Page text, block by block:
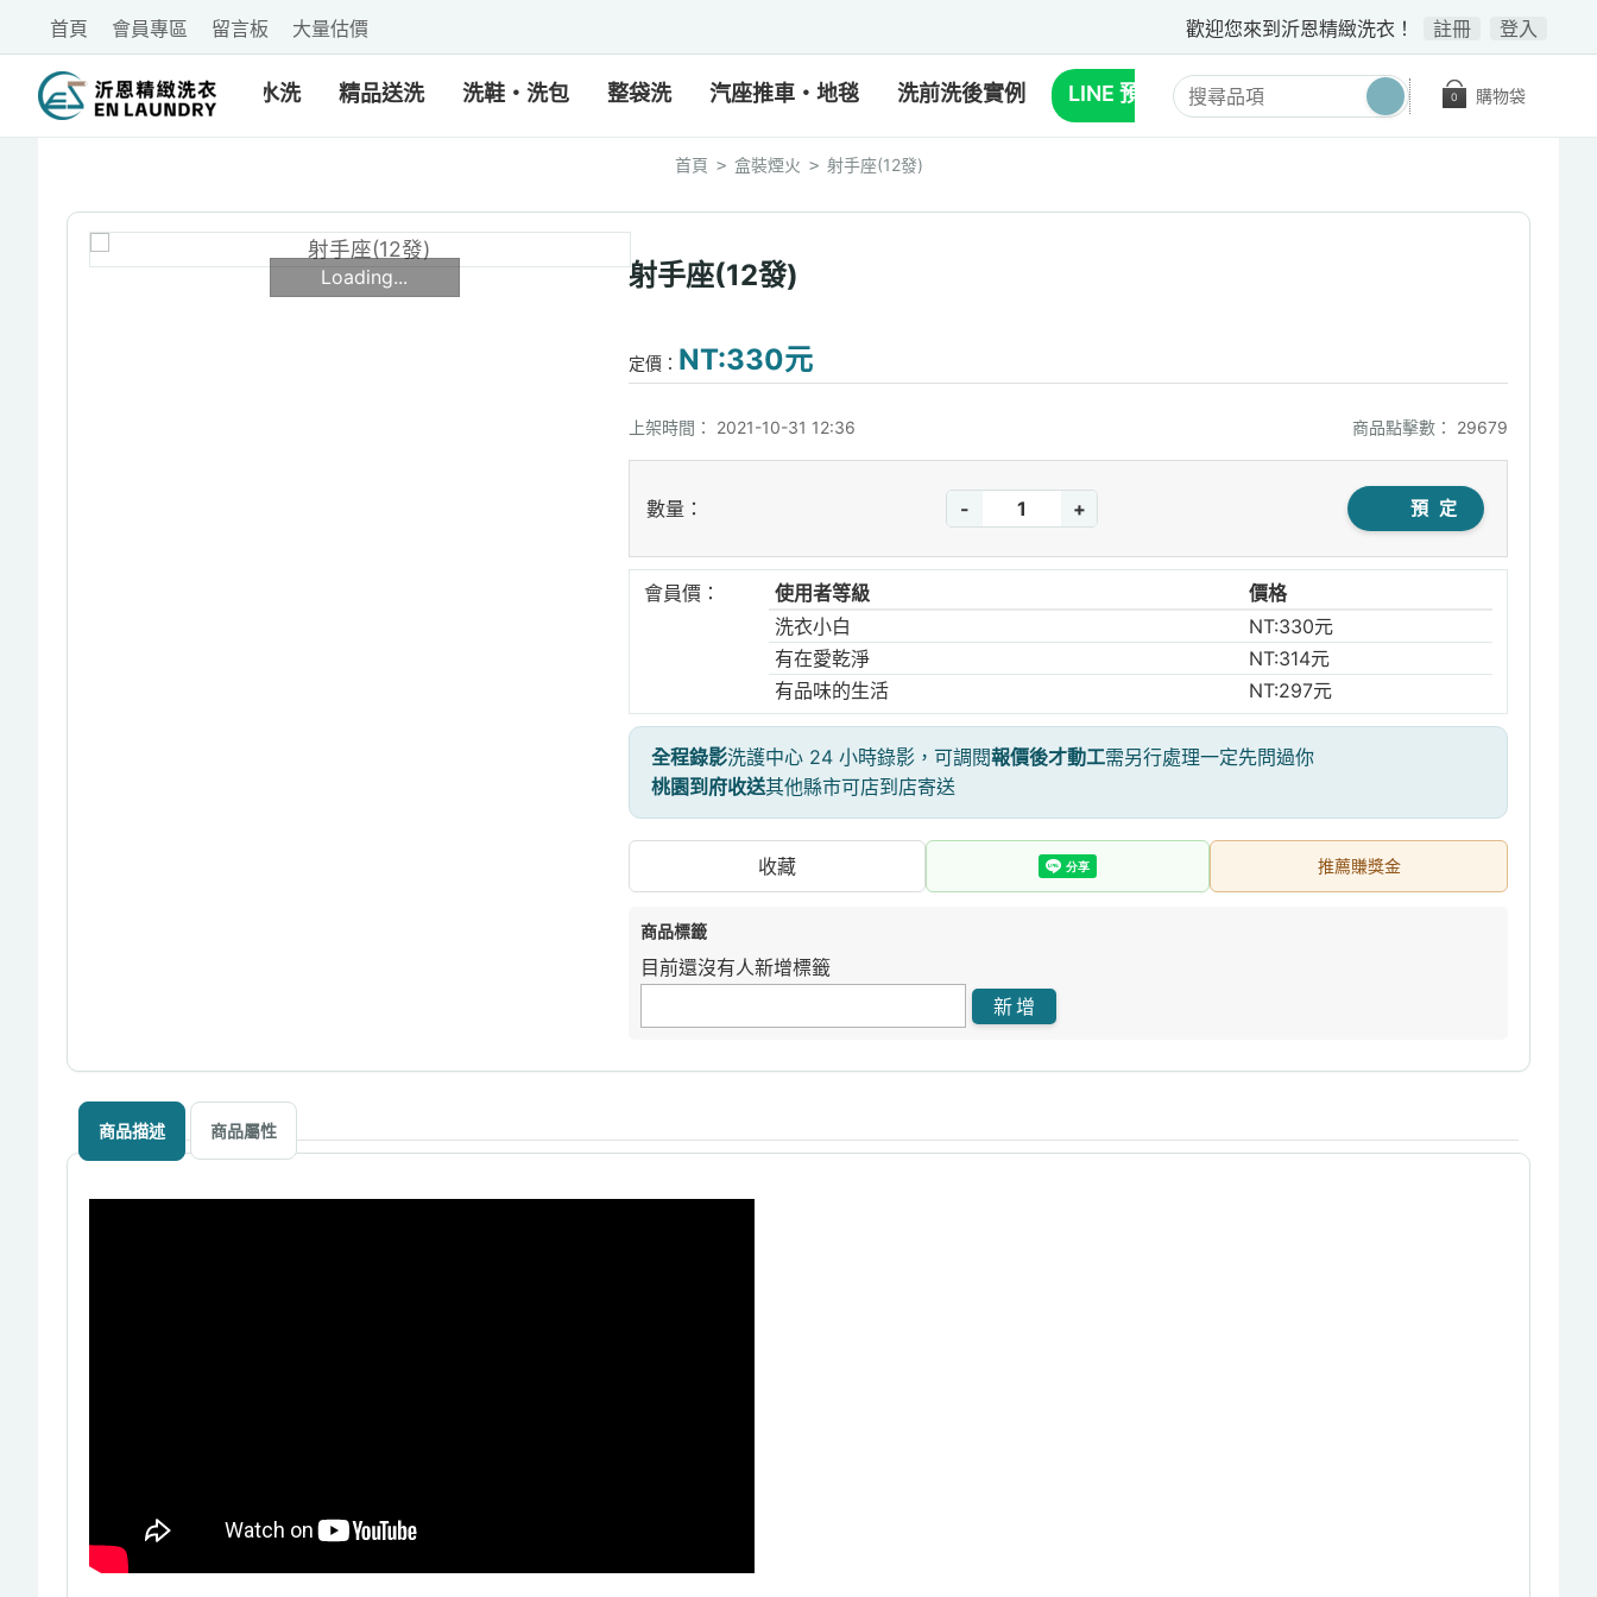
歡迎您來到沂恩精緻洗衣！ 註冊 登入
首頁 會員專區 留言板 大量估價
乾洗・水洗 精品送洗 洗鞋・洗包 整袋洗 汽座推車・地毯 洗前洗後實例 LINE 預約收送 購物袋
0
首頁 > 盒裝煙火 > 射手座(12發)
射手座(12發)
定價： NT:330元
上架時間： 2021-10-31 12:36 商品點擊數： 29679
數量： - + 預 定
會員價： 使用者等級
價格
洗衣小白
NT:330元
有在愛乾淨
NT:314元
有品味的生活
NT:297元
全程錄影洗護中心 24 小時錄影，可調閱報價後才動工需另行處理一定先問過你
桃園到府收送其他縣市可店到店寄送
收藏 推薦賺獎金
商品標籤
目前還沒有人新增標籤
Loading...
商品描述 商品屬性